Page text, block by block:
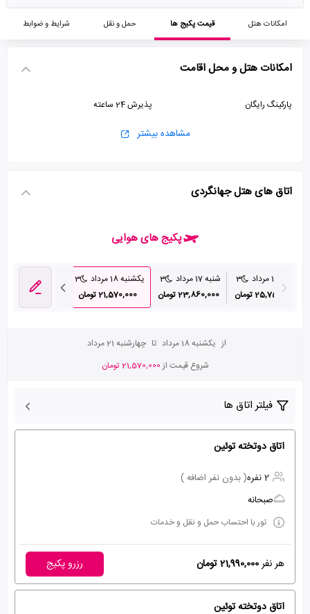
امکانات هتل قیمت پکیج ها حمل و نقل شرایط و ضوابط
امکانات هتل و محل اقامت
پارکینگ رایگان پذیرش 24 ساعته
مشاهده بیشتر
اتاق های هتل جهانگردی
پکیج های هوایی
3
25,750,000 تومان
شنبه 17 مرداد
3
23,860,000 تومان
یکشنبه 18 مرداد
3
21,570,000 تومان
دوشنبه 19 مرداد
24,350,000 تومان
از یکشنبه 18 مرداد تا چهارشنبه 21 مرداد
شروع قیمت از21,570,000 تومان
فیلتر اتاق ها
اتاق دوتخته توئین
2 نفره
( بدون نفر اضافه )
صبحانه
تور با احتساب حمل و نقل و خدمات
هر نفر21,990,000 تومان رزرو پکیج
اتاق دوتخته توئین